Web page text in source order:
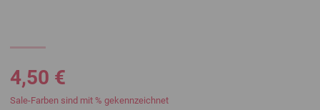
4,50 €
Sale-Farben sind mit % gekennzeichnet